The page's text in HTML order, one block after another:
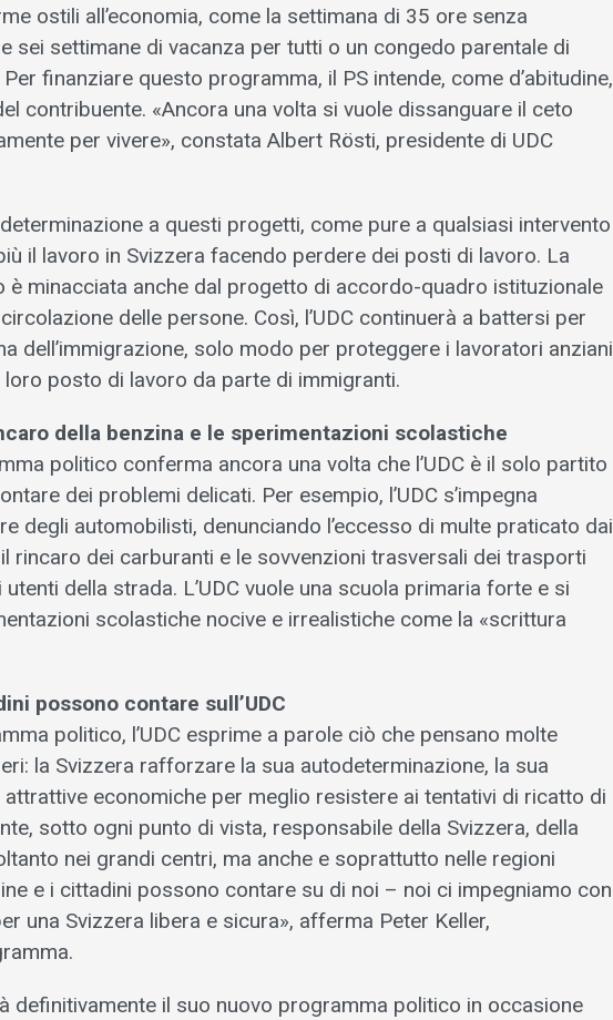
ostili all’economia, come la settimana di 35 ore senza
sei settimane di vacanza per tutti o un congedo parentale di
finanziare questo programma, il PS intende, come d’abitudine,
contribuente. «Ancora una volta si vuole dissanguare il ceto
per vivere», constata Albert Rösti, presidente di UDC
determinazione a questi progetti, come pure a qualsiasi intervento
il lavoro in Svizzera facendo perdere dei posti di lavoro. La
è minacciata anche dal progetto di accordo-quadro istituzionale
delle persone. Così, l’UDC continuerà a battersi per
dell’immigrazione, solo modo per proteggere i lavoratori anziani
loro posto di lavoro da parte di immigranti.
della benzina e le sperimentazioni scolastiche
politico conferma ancora una volta che l’UDC è il solo partito
dei problemi delicati. Per esempio, l’UDC s’impegna
degli automobilisti, denunciando l’eccesso di multe praticato dai
rincaro dei carburanti e le sovvenzioni trasversali dei trasporti
della strada. L’UDC vuole una scuola primaria forte e si
scolastiche nocive e irrealistiche come la «scrittura
possono contare sull’UDC
politico, l’UDC esprime a parole ciò che pensano molte
la Svizzera rafforzare la sua autodeterminazione, la sua
attrattive economiche per meglio resistere ai tentativi di ricatto di
sotto ogni punto di vista, responsabile della Svizzera, della
nei grandi centri, ma anche e soprattutto nelle regioni
e i cittadini possono contare su di noi – noi ci impegniamo con
una Svizzera libera e sicura», afferma Peter Keller,
definitivamente il suo nuovo programma politico in occasione